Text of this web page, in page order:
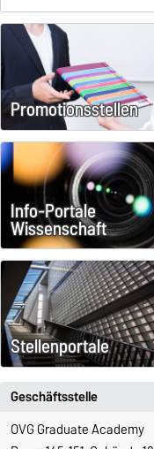
Promotionsstellen
Info-Portale
Wissenschaft
Stellenportale
Geschäftsstelle
OVG Graduate Academy